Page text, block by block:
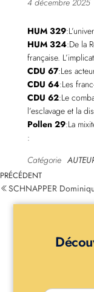
4 décembre 2025
HUM 329
HUM 324:De la
française.
CDU 67:Les
CDU 64:Les
CDU 62:Le
l’esclavage et la
Pollen 29:La
:
Catégorie
PRÉCÉDENT
SCHNAPPER